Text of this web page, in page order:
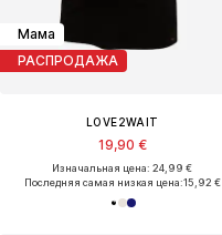
Мама
РАСПРОДАЖА
LOVE2WAIT
19,90 €
Изначальная цена: 24,99 €
Последняя самая низкая цена:15,92 €